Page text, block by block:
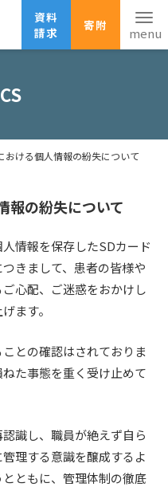
資料
請求
寄附
広報刊行物
の方 企業・研究者の方
方 教職員の方
連携
おける個人情報の紛失について
報の紛失について
情報を保存したSDカード
きまして、患者の皆様や
心配、ご迷惑をおかけし
ます。
との確認はされておりま
た事態を重く受け止めて
識し、職員が絶えず自ら
理する意識を醸成するよ
ともに、管理体制の徹底